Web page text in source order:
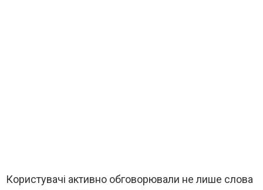
Користувачі активно обговорювали не лише слова